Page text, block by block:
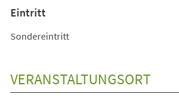
Eintritt
Sondereintritt
VERANSTALTUNGSORT